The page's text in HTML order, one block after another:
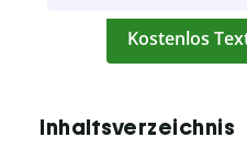
Kostenlos
Inhaltsverzeichnis